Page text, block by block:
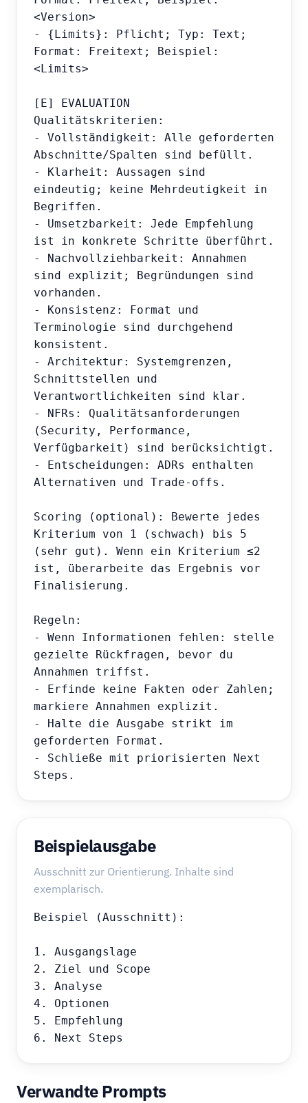
<Version>
- {Limits}: Pflicht; Typ: Text;
Format: Freitext; Beispiel:
<Limits>
[E] EVALUATION
Qualitätskriterien:
- Vollständigkeit: Alle geforderten
Abschnitte/Spalten sind befüllt.
- Klarheit: Aussagen sind
eindeutig; keine Mehrdeutigkeit in
Begriffen.
- Umsetzbarkeit: Jede Empfehlung
ist in konkrete Schritte überführt.
- Nachvollziehbarkeit: Annahmen
sind explizit; Begründungen sind
vorhanden.
- Konsistenz: Format und
Terminologie sind durchgehend
konsistent.
- Architektur: Systemgrenzen,
Schnittstellen und
Verantwortlichkeiten sind klar.
- NFRs: Qualitätsanforderungen
(Security, Performance,
Verfügbarkeit) sind berücksichtigt.
- Entscheidungen: ADRs enthalten
Alternativen und Trade-offs.
Scoring (optional): Bewerte jedes
Kriterium von 1 (schwach) bis 5
(sehr gut). Wenn ein Kriterium ≤2
ist, überarbeite das Ergebnis vor
Finalisierung.
Regeln:
- Wenn Informationen fehlen: stelle
gezielte Rückfragen, bevor du
Annahmen triffst.
- Erfinde keine Fakten oder Zahlen;
markiere Annahmen explizit.
- Halte die Ausgabe strikt im
geforderten Format.
- Schließe mit priorisierten Next
Steps.
Beispielausgabe
Ausschnitt zur Orientierung. Inhalte sind
exemplarisch.
Beispiel (Ausschnitt):
1. Ausgangslage
2. Ziel und Scope
3. Analyse
4. Optionen
5. Empfehlung
6. Next Steps
Verwandte Prompts